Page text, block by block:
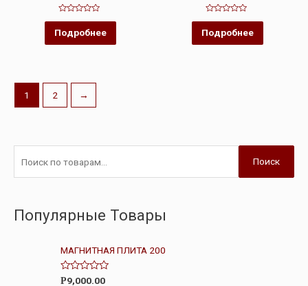
Оценка
из
Подробнее
Оценка
из
Подробнее
1 2 →
Поиск
Популярные Товары
МАГНИТНАЯ ПЛИТА 200
О
Р9,000.00